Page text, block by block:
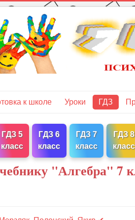
к школе Уроки ГДЗ
ГДЗ 5
класс
ГДЗ 6
класс
ГДЗ 7
класс
ГДЗ 8
класс
"Алгебра" 7